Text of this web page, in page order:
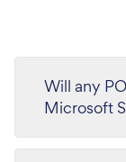
Will any
Microsoft